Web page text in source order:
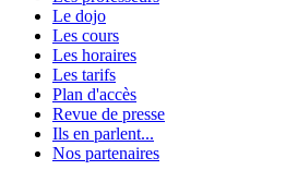
Le dojo
Les cours
Les horaires
Les tarifs
Plan d'accès
Revue de presse
Ils en parlent...
Nos partenaires